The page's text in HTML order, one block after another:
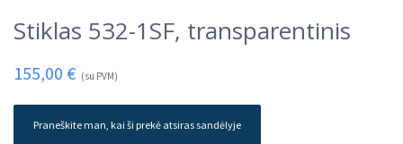
Stiklas 532-1SF, transparentinis
155,00 € (su PVM)
Praneškite man, kai ši prekė atsiras sandėlyje